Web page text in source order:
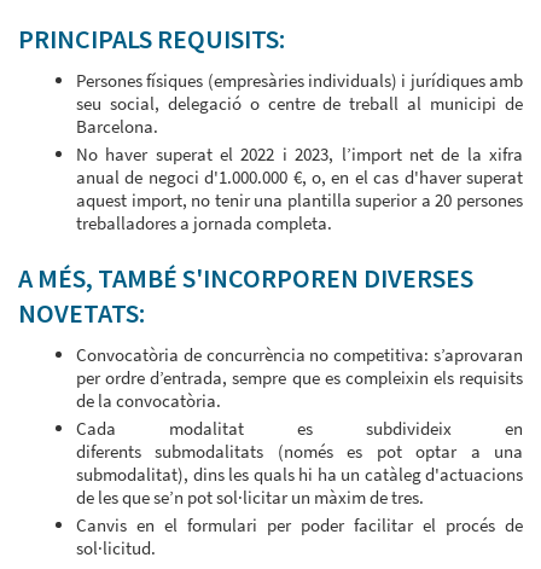
PRINCIPALS REQUISITS:
Persones físiques (empresàries individuals) i jurídiques amb
seu social, delegació o centre de treball al municipi de
Barcelona.
No haver superat el 2022 i 2023, l’import net de la xifra
anual de negoci d'1.000.000 €, o, en el cas d'haver superat
aquest import, no tenir una plantilla superior a 20 persones
treballadores a jornada completa.
A MÉS, TAMBÉ S'INCORPOREN DIVERSES
NOVETATS:
Convocatòria de concurrència no competitiva: s’aprovaran
per ordre d’entrada, sempre que es compleixin els requisits
de la convocatòria.
Cada modalitat es subdivideix en
diferents submodalitats (només es pot optar a una
submodalitat), dins les quals hi ha un catàleg d'actuacions
de les que se’n pot sol·licitar un màxim de tres.
Canvis en el formulari per poder facilitar el procés de
sol·licitud.